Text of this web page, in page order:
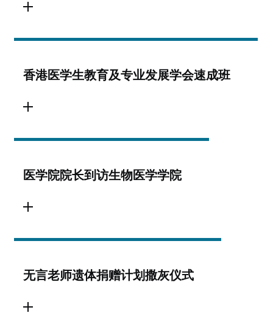
香港医学生教育及专业发展学会速成班
医学院院长到访生物医学学院
无言老师遗体捐赠计划撒灰仪式